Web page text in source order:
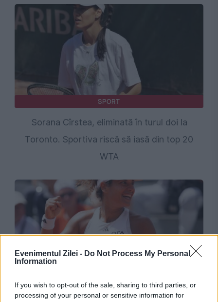
Evenimentul Zilei - Do Not Process My Personal
Information
If you wish to opt-out of the sale, sharing to third parties, or
processing of your personal or sensitive information for
SPORT
Sorana Cîrstea, eliminată în turul doi la
Toronto. Sportiva riscă să iasă din top 20
WTA
Mayar Sherif a cucerit trofeul WTA 250 de la